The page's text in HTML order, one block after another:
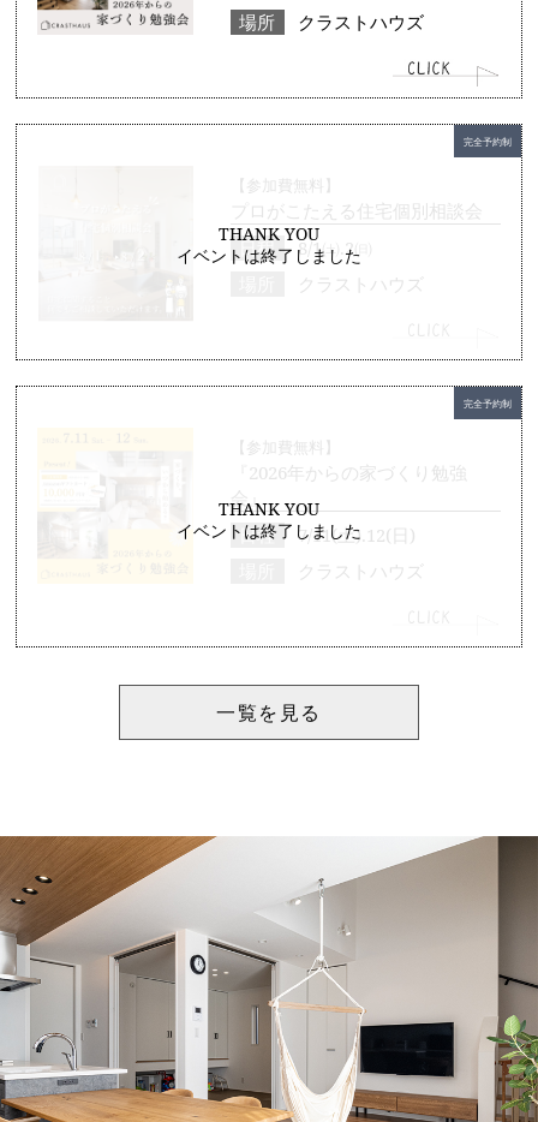
場所
クラストハウズ
THANK YOU
イベントは終了しました
完全予約制
【参加費無料】
プロがこたえる住宅個別相談会
日程
8/1㈯.2㈰
クラストハウズ
THANK YOU
イベントは終了しました
完全予約制
【参加費無料】
『2026年からの家づくり勉強
会』
日程
7/11(土).12(日)
クラストハウズ
一覧を見る